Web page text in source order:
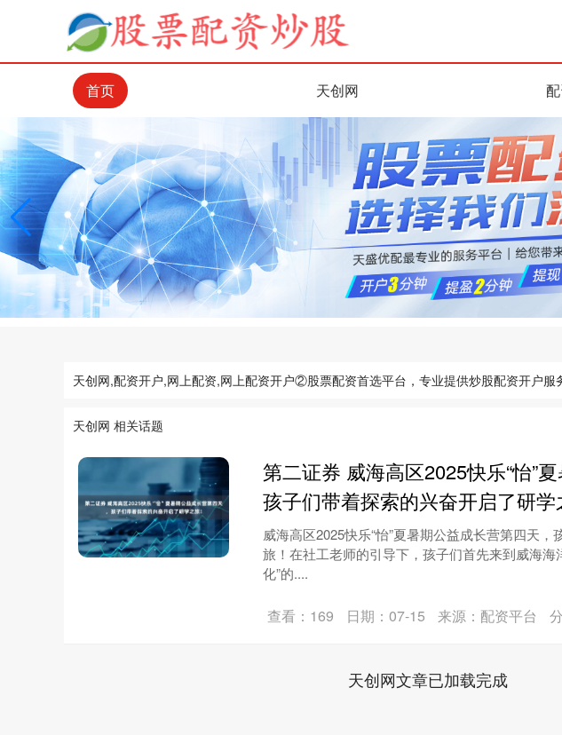
首页 天创网
天创网,配资开户,网上配资,网上配资开户②股票配资首选平台，专业提供炒股配资开户服
天创网 相关话题
第二证券 威海高区2025快乐“怡”
孩子们带着探索的兴奋开启了研学
威海高区2025快乐“怡”夏暑期公益成长营第四天
旅！在社工老师的引导下，孩子们首先来到威海海
化”的....
查看：169 日期：07-15 来源：配资平台
天创网文章已加载完成